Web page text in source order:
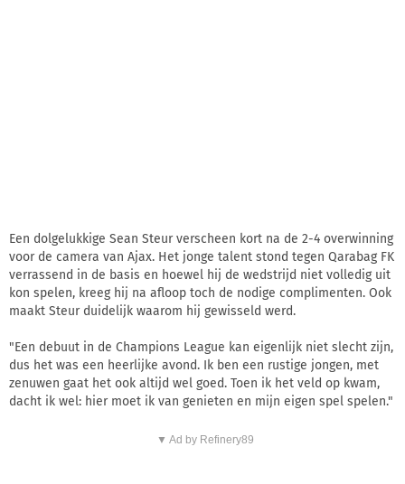
Een dolgelukkige Sean Steur verscheen kort na de 2-4 overwinning
voor de camera van Ajax. Het jonge talent stond tegen Qarabag FK
verrassend in de basis en hoewel hij de wedstrijd niet volledig uit
kon spelen, kreeg hij na afloop toch de nodige complimenten. Ook
maakt Steur duidelijk waarom hij gewisseld werd.
"Een debuut in de Champions League kan eigenlijk niet slecht zijn,
dus het was een heerlijke avond. Ik ben een rustige jongen, met
zenuwen gaat het ook altijd wel goed. Toen ik het veld op kwam,
dacht ik wel: hier moet ik van genieten en mijn eigen spel spelen."
▼ Ad by Refinery89